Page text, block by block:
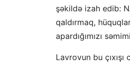
şəkildə izah edib:
qaldırmaq,
apardığımızı
Lavrovun bu